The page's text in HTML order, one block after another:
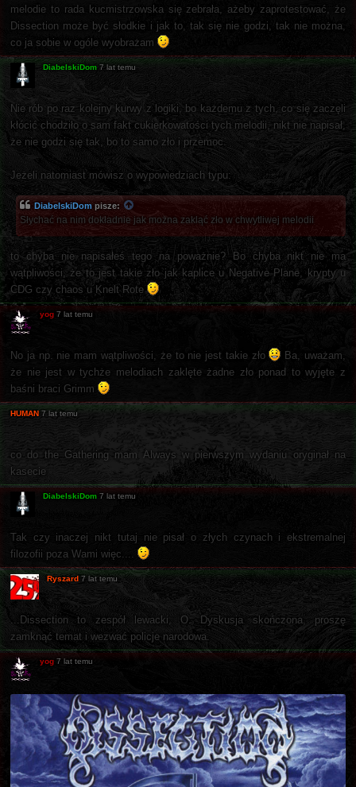
melodie to rada kucmistrzowska się zebrała, ażeby zaprotestować, że
Dissection może być słodkie i jak to, tak się nie godzi, tak nie można,
co ja sobie w ogóle wyobrażam
DiabelskiDom 7 lat temu
Nie rób po raz kolejny kurwy z logiki, bo każdemu z tych, co się zaczęli
kłócić chodziło o sam fakt cukierkowatości tych melodii, nikt nie napisał,
że nie godzi się tak, bo to samo zło i przemoc.
Jeżeli natomiast mówisz o wypowiedziach typu:
DiabelskiDompisze:
Słychać na nim dokładnie jak można zakląć zło w chwytliwej melodii
to chyba nie napisałeś tego na poważnie? Bo chyba nikt nie ma
wątpliwości, że to jest takie zło jak kaplice u Negative Plane, krypty u
CDG czy chaos u Knelt Rote
yog 7 lat temu
No ja np. nie mam wątpliwości, że to nie jest takie zło
Ba, uważam,
że nie jest w tychże melodiach zaklęte żadne zło ponad to wyjęte z
baśni braci Grimm
HUMAN 7 lat temu
co do the Gathering mam Always w pierwszym wydaniu oryginał na
kasecie
DiabelskiDom 7 lat temu
Tak czy inaczej nikt tutaj nie pisał o złych czynach i ekstremalnej
filozofii poza Wami więc....
Ryszard 7 lat temu
...Dissection to zespół lewacki, O. Dyskusja skończona, proszę
zamknąć temat i wezwać policje narodowa.
yog 7 lat temu